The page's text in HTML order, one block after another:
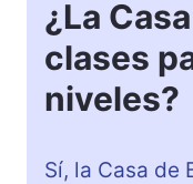
¿La
clases
niveles?
Sí, la Casa de